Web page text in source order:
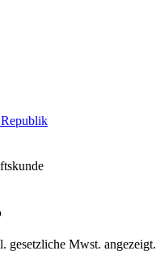
gesetzliche Mwst. angezeigt.